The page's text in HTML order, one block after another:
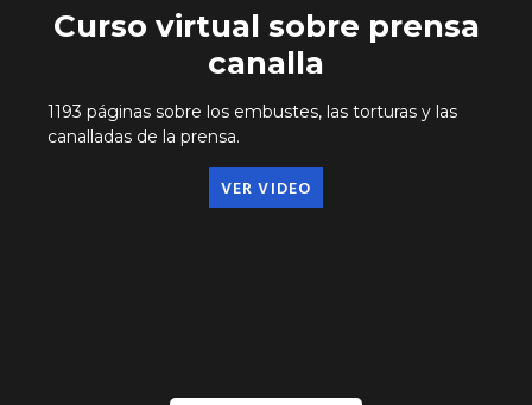
Curso virtual sobre prensa
canalla
1193 páginas sobre los embustes, las torturas y las
canalladas de la prensa.
VER VIDEO